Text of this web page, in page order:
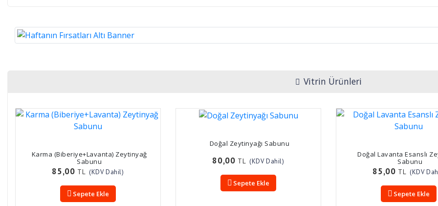
Vitrin Ürünleri
Karma (Biberiye+Lavanta) Zeytinyağ
Sabunu
85,00 TL (KDV Dahil)
Sepete Ekle
Doğal Zeytinyağı Sabunu
80,00 TL (KDV Dahil)
Sepete Ekle
Doğal Lavanta Esanslı
Sabunu
85,00 TL (KDV
Sepete Ekle